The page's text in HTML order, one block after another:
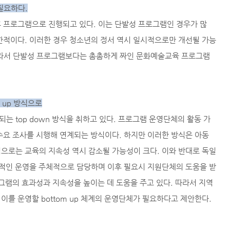
하다.
로그램으로 진행되고 있다. 이는 단발성 프로그램인 경우가 많
이다. 이러한 경우 청소년의 정서 역시 일시적으로만 개선될 가능
단발성 프로그램보다는 촘촘하게 짜인 문화예술교육 프로그램
방식으로
는 top down 방식을 취하고 있다. 프로그램 운영단체의 활동 가
조사를 시행해 연계되는 방식이다. 하지만 이러한 방식은 아동
로는 교육의 지속성 역시 감소될 가능성이 크다. 이와 반대로 독일
운영을 주체적으로 담당하며 이후 필요시 지원단체의 도움을 받
의 효과성과 지속성을 높이는 데 도움을 주고 있다. 따라서 지역
를 운영할 bottom up 체계의 운영단체가 필요하다고 제안한다.